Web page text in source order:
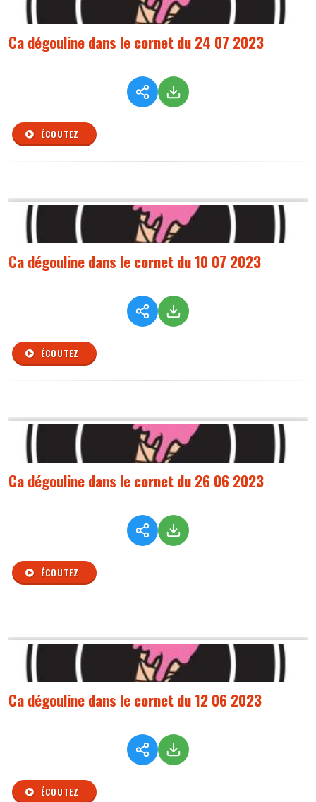
Ca dégouline dans le cornet du 24 07 2023
ÉCOUTEZ
Ca dégouline dans le cornet du 10 07 2023
ÉCOUTEZ
Ca dégouline dans le cornet du 26 06 2023
ÉCOUTEZ
Ca dégouline dans le cornet du 12 06 2023
ÉCOUTEZ